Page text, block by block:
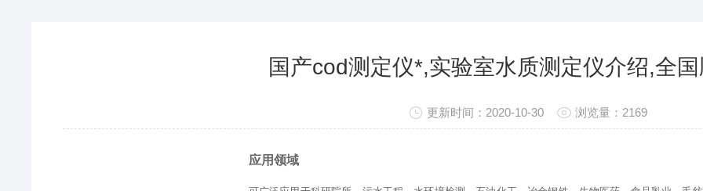
国产cod测定仪*,实验室水质测定仪介绍,全
更新时间：2020-10-30 浏览量：2169
应用领域